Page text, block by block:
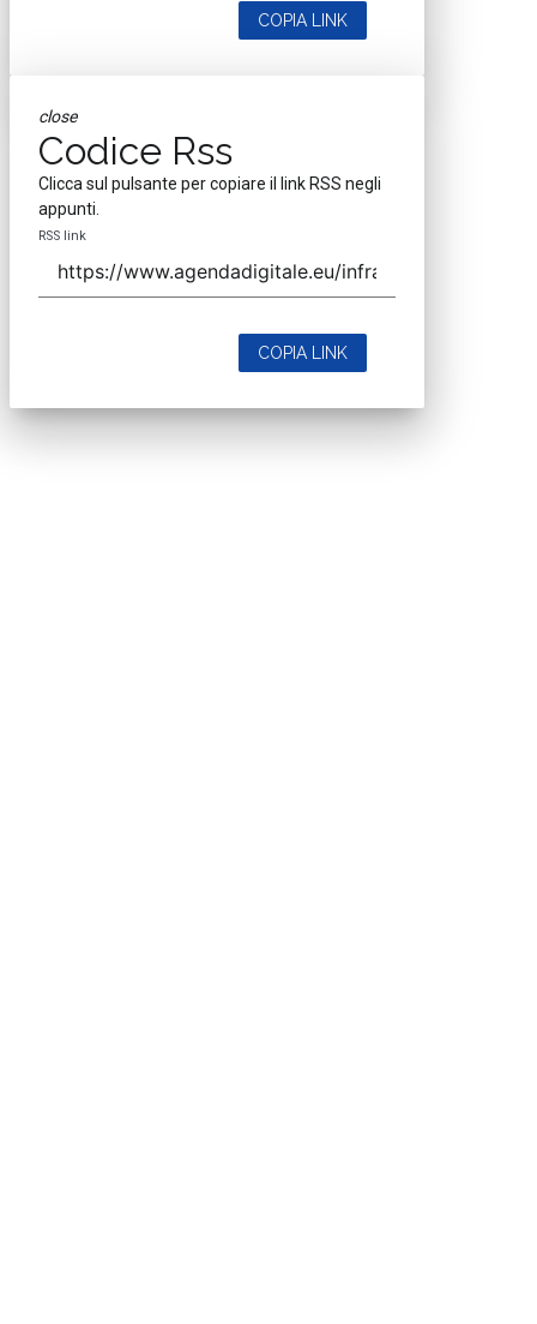
COPIA LINK
close
Codice Rss
Clicca sul pulsante per copiare il link RSS negli
appunti.
RSS link
COPIA LINK